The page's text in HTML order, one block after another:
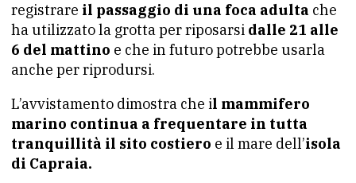
registrare il passaggio di una foca adulta che
ha utilizzato la grotta per riposarsi dalle 21 alle
6 del mattino e che in futuro potrebbe usarla
anche per riprodursi.
L’avvistamento dimostra che il mammifero
marino continua a frequentare in tutta
tranquillità il sito costiero e il mare dell’isola
di Capraia.